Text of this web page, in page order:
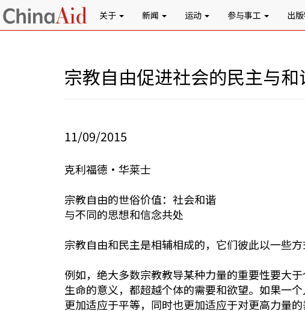
关于 新闻 运动 参与事工 出
宗教自由促进社会的民主与和
11/09/2015
克利福德•华莱士
宗教自由的世俗价值：社会和谐
与不同的思想和信念共处
宗教自由和民主是相辅相成的，它们彼此以一些
例如，绝大多数宗教教导某种力量的重要性要大
生命的意义，都超越个体的需要和欲望。如果一
更加适应于平等，同时也更加适应于对更高力量